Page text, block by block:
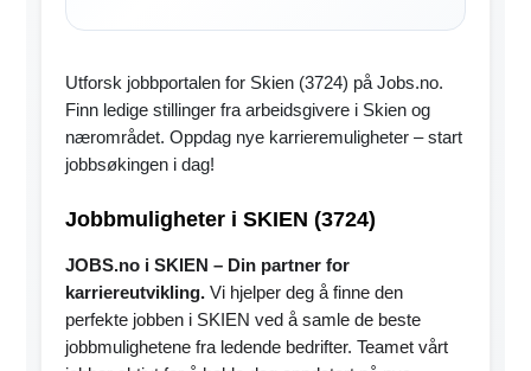
Utforsk jobbportalen for Skien (3724) på Jobs.no.
Finn ledige stillinger fra arbeidsgivere i Skien og
nærområdet. Oppdag nye karrieremuligheter – start
jobbsøkingen i dag!
Jobbmuligheter i SKIEN (3724)
JOBS.no i SKIEN – Din partner for
karriereutvikling. Vi hjelper deg å finne den
perfekte jobben i SKIEN ved å samle de beste
jobbmulighetene fra ledende bedrifter. Teamet vårt